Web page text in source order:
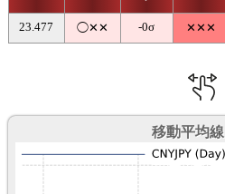
23.477 ◯✕✕ -0σ ✕✕✕
移動平均線